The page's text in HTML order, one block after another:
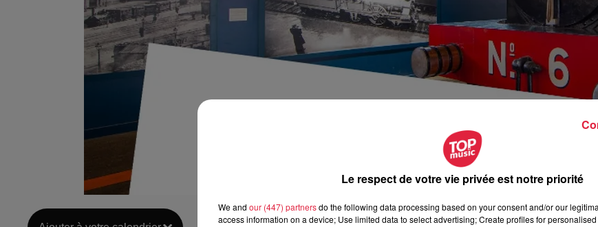
Le respect de votre vie privée est notre priorité
We and our (447) partnersdo the following data processing based on your consent and/or our
access information on a device; Use limited data to select advertising; Create profiles for